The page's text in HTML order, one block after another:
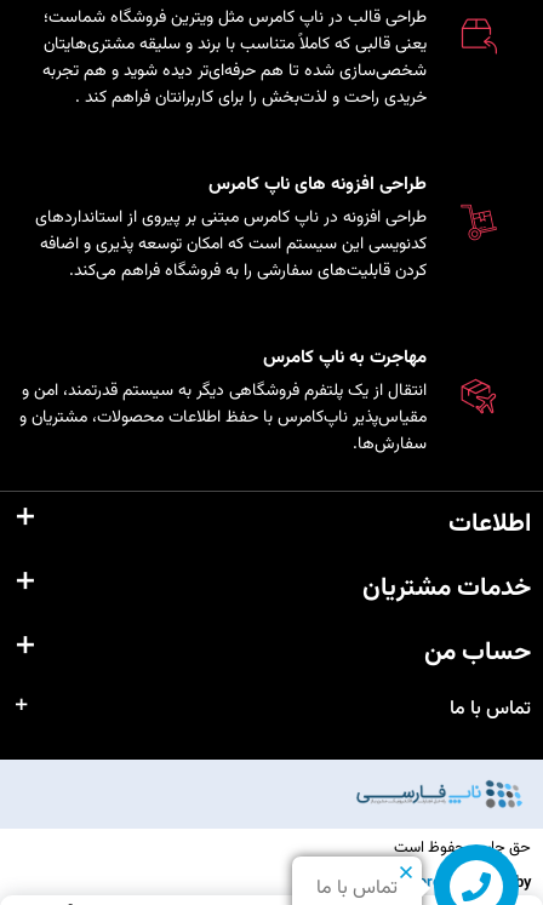
طراحی قالب در ناپ کامرس مثل ویترین فروشگاه شماست؛
یعنی قالبی که کاملاً متناسب با برند و سلیقه مشتری‌هایتان
شخصی‌سازی شده تا هم حرفه‌ای‌تر دیده شوید و هم تجربه
خریدی راحت و لذت‌بخش را برای کاربرانتان فراهم کند .
طراحی افزونه های ناپ کامرس
طراحی افزونه در ناپ کامرس مبتنی بر پیروی از استانداردهای
کدنویسی این سیستم است که امکان توسعه پذیری و اضافه
کردن قابلیت‌های سفارشی را به فروشگاه فراهم می‌کند.
مهاجرت به ناپ کامرس
انتقال از یک پلتفرم فروشگاهی دیگر به سیستم قدرتمند، امن و
مقیاس‌پذیر ناپ‌کامرس با حفظ اطلاعات محصولات، مشتریان و
سفارش‌ها.
اطلاعات
خدمات مشتریان
حساب من
تماس با ما
حق چاپ محفوظ است
Powered by
nopCommerce
تماس با ما